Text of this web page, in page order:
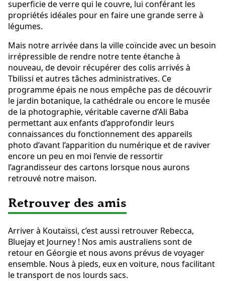
superficie de verre qui le couvre, lui conférant les
propriétés idéales pour en faire une grande serre à
légumes.
Mais notre arrivée dans la ville coïncide avec un besoin
irrépressible de rendre notre tente étanche à
nouveau, de devoir récupérer des colis arrivés à
Tbilissi et autres tâches administratives. Ce
programme épais ne nous empêche pas de découvrir
le jardin botanique, la cathédrale ou encore le musée
de la photographie, véritable caverne d’Ali Baba
permettant aux enfants d’approfondir leurs
connaissances du fonctionnement des appareils
photo d’avant l’apparition du numérique et de raviver
encore un peu en moi l’envie de ressortir
l’agrandisseur des cartons lorsque nous aurons
retrouvé notre maison.
Retrouver des amis
Arriver à Koutaïssi, c’est aussi retrouver Rebecca,
Bluejay et Journey ! Nos amis australiens sont de
retour en Géorgie et nous avons prévus de voyager
ensemble. Nous à pieds, eux en voiture, nous facilitant
le transport de nos lourds sacs.